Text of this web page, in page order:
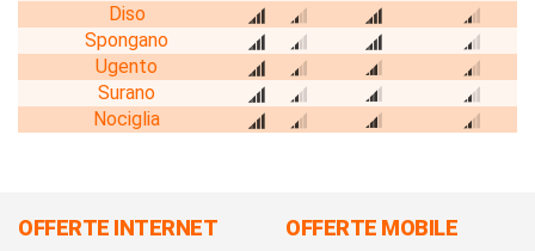
Diso
Spongano
Ugento
Surano
Nociglia
OFFERTE INTERNET OFFERTE MOBILE